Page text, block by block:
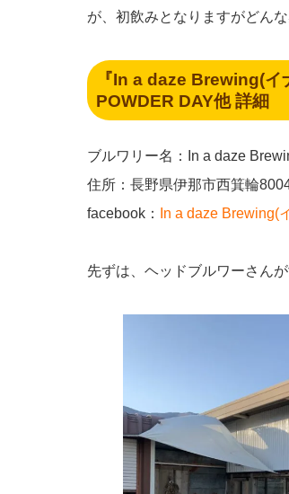
が、初飲みとなりますがどん
『In a daze Brewing(
POWDER DAY他 詳細
ブルワリー名：In a daze
住所：長野県伊那市西箕輪
facebook：
In a daze Brewing(
先ずは、ヘッドブルワーさん